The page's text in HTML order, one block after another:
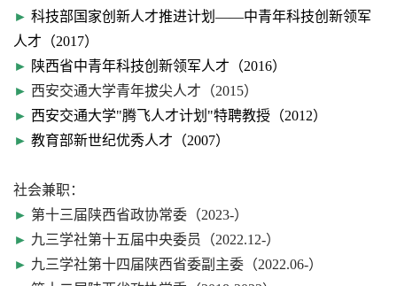
► 科技部 国家创新人才推进计划——中青年科技创新领军
人才（2017）
► 陕西省中青年科技创新领军人才（2016）
► 西安交通大学青年拔尖人才（2015）
► 西安交通大学"腾飞人才计划 "特聘教授（2012）
► 教育部新世纪优秀人才（2007）
社会兼职：
► 第十三届陕西省政协常委（2023-）
► 九三学社第十五届中央委员（2022.12-）
► 九三学社第十四届陕西省委副主委（2022.06-）